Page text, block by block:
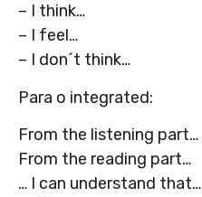
– I think…
– I feel…
– I don´t think…
Para o integrated:
From the listening part…
From the reading part…
… I can understand that…